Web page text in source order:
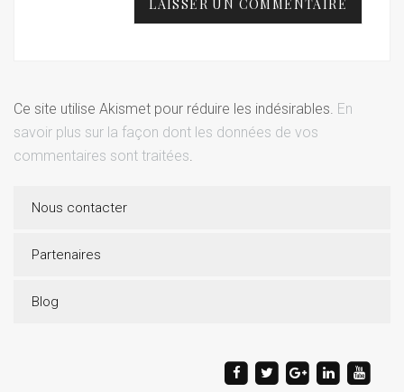
Ce site utilise Akismet pour réduire les indésirables. En
savoir plus sur la façon dont les données de vos
commentaires sont traitées.
Nous contacter
Partenaires
Blog